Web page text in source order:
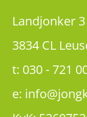
Landjonker 3
3834 CL
t: 030 - 721
e: